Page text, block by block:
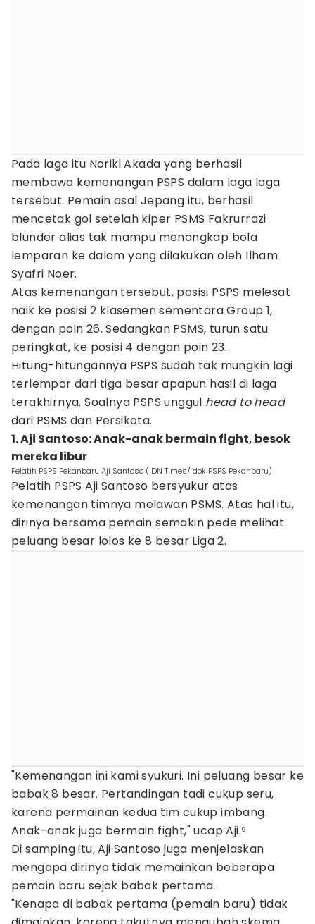
Pada laga itu Noriki Akada yang berhasil
membawa kemenangan PSPS dalam laga laga
tersebut. Pemain asal Jepang itu, berhasil
mencetak gol setelah kiper PSMS Fakrurrazi
blunder alias tak mampu menangkap bola
lemparan ke dalam yang dilakukan oleh Ilham
Syafri Noer.
Atas kemenangan tersebut, posisi PSPS melesat
naik ke posisi 2 klasemen sementara Group 1,
dengan poin 26. Sedangkan PSMS, turun satu
peringkat, ke posisi 4 dengan poin 23.
Hitung-hitungannya PSPS sudah tak mungkin lagi
terlempar dari tiga besar apapun hasil di laga
terakhirnya. Soalnya PSPS unggul head to head
dari PSMS dan Persikota.
1. Aji Santoso: Anak-anak bermain fight, besok
mereka libur
Pelatih PSPS Pekanbaru Aji Santoso (IDN Times/ dok PSPS Pekanbaru)
Pelatih PSPS Aji Santoso bersyukur atas
kemenangan timnya melawan PSMS. Atas hal itu,
dirinya bersama pemain semakin pede melihat
peluang besar lolos ke 8 besar Liga 2.
"Kemenangan ini kami syukuri. Ini peluang besar ke
babak 8 besar. Pertandingan tadi cukup seru,
karena permainan kedua tim cukup imbang.
Anak-anak juga bermain fight," ucap Aji.⁹
Di samping itu, Aji Santoso juga menjelaskan
mengapa dirinya tidak memainkan beberapa
pemain baru sejak babak pertama.
"Kenapa di babak pertama (pemain baru) tidak